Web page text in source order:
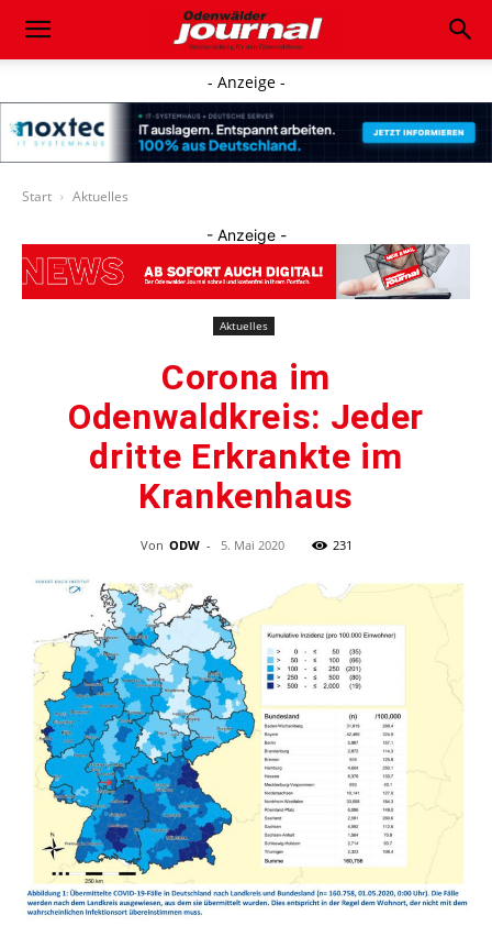
- Anzeige -
Start Aktuelles
- Anzeige -
Aktuelles
Corona im
Odenwaldkreis: Jeder
dritte Erkrankte im
Krankenhaus
Von ODW - 5. Mai 2020 231